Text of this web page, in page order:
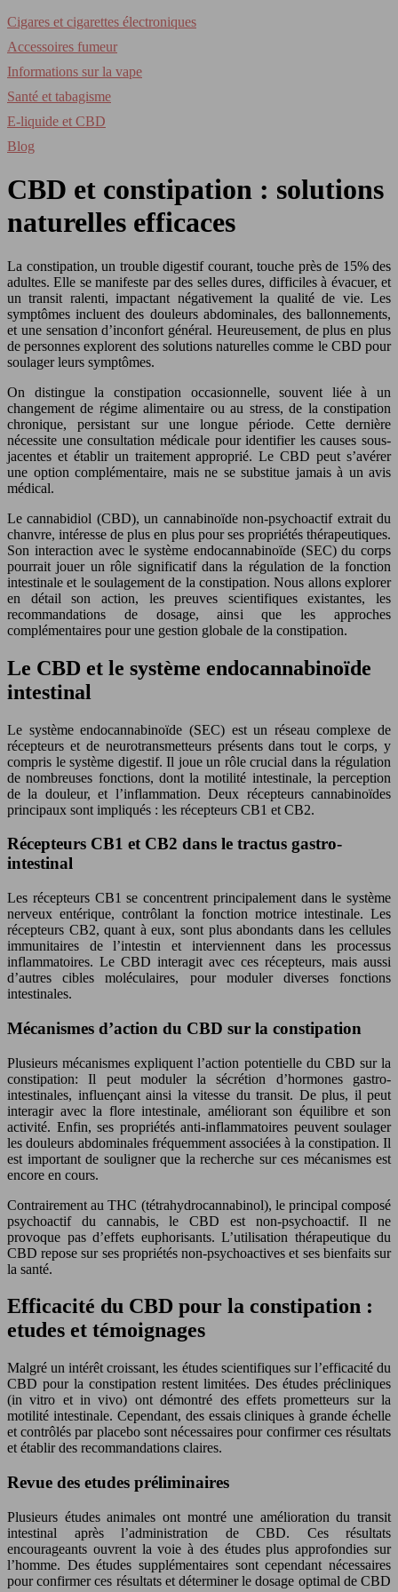
Cigares et cigarettes électroniques
Accessoires fumeur
Informations sur la vape
Santé et tabagisme
E-liquide et CBD
Blog
CBD et constipation : solutions
naturelles efficaces
La constipation, un trouble digestif courant, touche près de 15% des
adultes. Elle se manifeste par des selles dures, difficiles à évacuer, et
un transit ralenti, impactant négativement la qualité de vie. Les
symptômes incluent des douleurs abdominales, des ballonnements,
et une sensation d’inconfort général. Heureusement, de plus en plus
de personnes explorent des solutions naturelles comme le CBD pour
soulager leurs symptômes.
On distingue la constipation occasionnelle, souvent liée à un
changement de régime alimentaire ou au stress, de la constipation
chronique, persistant sur une longue période. Cette dernière
nécessite une consultation médicale pour identifier les causes sous-
jacentes et établir un traitement approprié. Le CBD peut s’avérer
une option complémentaire, mais ne se substitue jamais à un avis
médical.
Le cannabidiol (CBD), un cannabinoïde non-psychoactif extrait du
chanvre, intéresse de plus en plus pour ses propriétés thérapeutiques.
Son interaction avec le système endocannabinoïde (SEC) du corps
pourrait jouer un rôle significatif dans la régulation de la fonction
intestinale et le soulagement de la constipation. Nous allons explorer
en détail son action, les preuves scientifiques existantes, les
recommandations de dosage, ainsi que les approches
complémentaires pour une gestion globale de la constipation.
Le CBD et le système endocannabinoïde
intestinal
Le système endocannabinoïde (SEC) est un réseau complexe de
récepteurs et de neurotransmetteurs présents dans tout le corps, y
compris le système digestif. Il joue un rôle crucial dans la régulation
de nombreuses fonctions, dont la motilité intestinale, la perception
de la douleur, et l’inflammation. Deux récepteurs cannabinoïdes
principaux sont impliqués : les récepteurs CB1 et CB2.
Récepteurs CB1 et CB2 dans le tractus gastro-
intestinal
Les récepteurs CB1 se concentrent principalement dans le système
nerveux entérique, contrôlant la fonction motrice intestinale. Les
récepteurs CB2, quant à eux, sont plus abondants dans les cellules
immunitaires de l’intestin et interviennent dans les processus
inflammatoires. Le CBD interagit avec ces récepteurs, mais aussi
d’autres cibles moléculaires, pour moduler diverses fonctions
intestinales.
Mécanismes d’action du CBD sur la constipation
Plusieurs mécanismes expliquent l’action potentielle du CBD sur la
constipation: Il peut moduler la sécrétion d’hormones gastro-
intestinales, influençant ainsi la vitesse du transit. De plus, il peut
interagir avec la flore intestinale, améliorant son équilibre et son
activité. Enfin, ses propriétés anti-inflammatoires peuvent soulager
les douleurs abdominales fréquemment associées à la constipation. Il
est important de souligner que la recherche sur ces mécanismes est
encore en cours.
Contrairement au THC (tétrahydrocannabinol), le principal composé
psychoactif du cannabis, le CBD est non-psychoactif. Il ne
provoque pas d’effets euphorisants. L’utilisation thérapeutique du
CBD repose sur ses propriétés non-psychoactives et ses bienfaits sur
la santé.
Efficacité du CBD pour la constipation :
etudes et témoignages
Malgré un intérêt croissant, les études scientifiques sur l’efficacité du
CBD pour la constipation restent limitées. Des études précliniques
(in vitro et in vivo) ont démontré des effets prometteurs sur la
motilité intestinale. Cependant, des essais cliniques à grande échelle
et contrôlés par placebo sont nécessaires pour confirmer ces résultats
et établir des recommandations claires.
Revue des etudes préliminaires
Plusieurs études animales ont montré une amélioration du transit
intestinal après l’administration de CBD. Ces résultats
encourageants ouvrent la voie à des études plus approfondies sur
l’homme. Des études supplémentaires sont cependant nécessaires
pour confirmer ces résultats et déterminer le dosage optimal de CBD